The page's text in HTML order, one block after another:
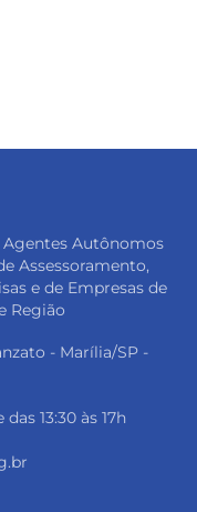
Autônomos
Assessoramento,
e de Empresas de
Região
- Marília/SP -
13:30 às 17h